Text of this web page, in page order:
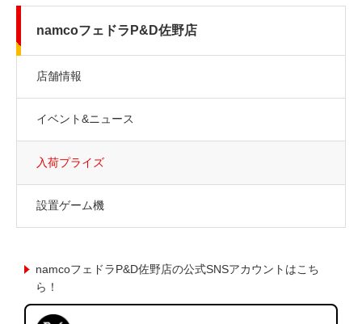
namcoフェドラP&D佐野店
店舗情報
イベント&ニュース
入荷プライズ
設置ゲーム機
namcoフェドラP&D佐野店の公式SNSアカウントはこち
ら！